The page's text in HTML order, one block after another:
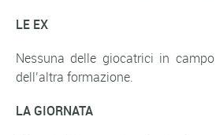
LE EX
Nessuna delle giocatrici in
dell’altra formazione.
LA GIORNATA